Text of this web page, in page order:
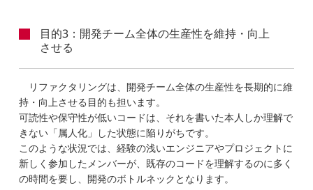
目的3：開発チーム全体の生産性を維持・向上
させる
リファクタリングは、開発チーム全体の生産性を長期的に維
持・向上させる目的も担います。
可読性や保守性が低いコードは、それを書いた本人しか理解で
きない「属人化」した状態に陥りがちです。
このような状況では、経験の浅いエンジニアやプロジェクトに
新しく参加したメンバーが、既存のコードを理解するのに多く
の時間を要し、開発のボトルネックとなります。